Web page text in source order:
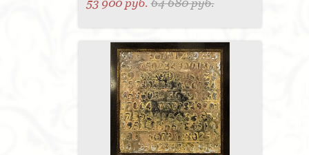
53 900 руб.64 680 руб.